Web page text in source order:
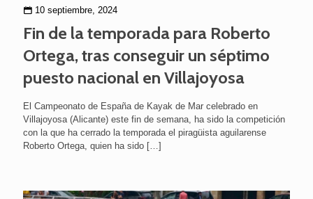
10 septiembre, 2024
Fin de la temporada para Roberto
Ortega, tras conseguir un séptimo
puesto nacional en Villajoyosa
El Campeonato de España de Kayak de Mar celebrado en
Villajoyosa (Alicante) este fin de semana, ha sido la competición
con la que ha cerrado la temporada el piragüista aguilarense
Roberto Ortega, quien ha sido […]